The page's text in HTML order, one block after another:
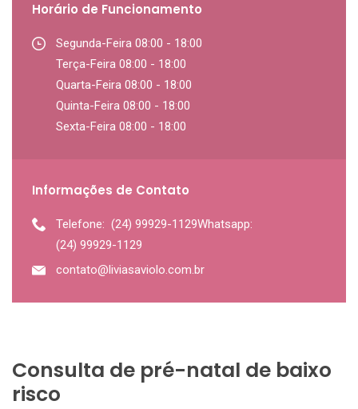
Horário de Funcionamento
Segunda-Feira 08:00 - 18:00
Terça-Feira 08:00 - 18:00
Quarta-Feira 08:00 - 18:00
Quinta-Feira 08:00 - 18:00
Sexta-Feira 08:00 - 18:00
Informações de Contato
Telefone: (24) 99929-1129Whatsapp:
(24) 99929-1129
contato@liviasaviolo.com.br
Consulta de pré-natal de baixo
risco